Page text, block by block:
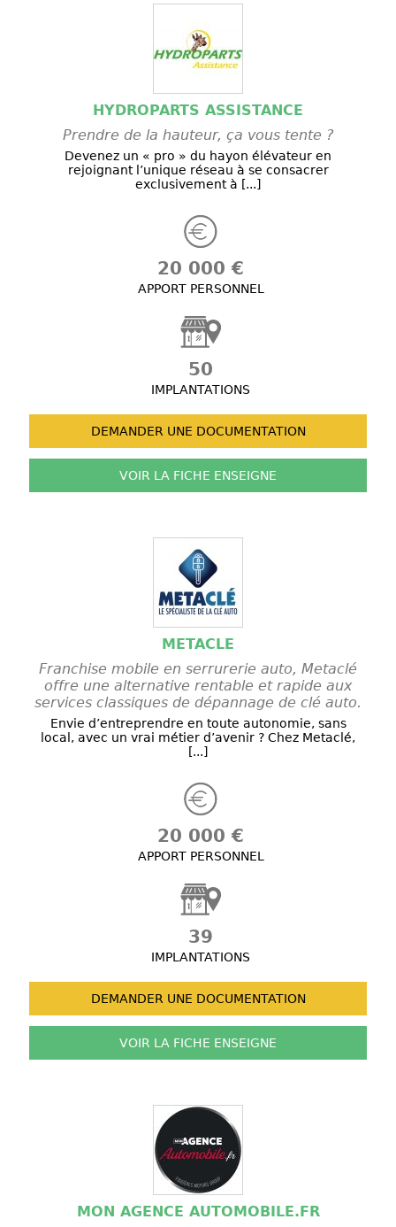
HYDROPARTS ASSISTANCE
Prendre de la hauteur, ça vous tente ?
Devenez un « pro » du hayon élévateur en
rejoignant l’unique réseau à se consacrer
exclusivement à [...]
20 000 €
APPORT PERSONNEL
50
IMPLANTATIONS
DEMANDER UNE DOCUMENTATION
VOIR LA FICHE ENSEIGNE
METACLE
Franchise mobile en serrurerie auto, Metaclé
offre une alternative rentable et rapide aux
services classiques de dépannage de clé auto.
Envie d’entreprendre en toute autonomie, sans
local, avec un vrai métier d’avenir ? Chez Metaclé,
[...]
20 000 €
APPORT PERSONNEL
39
IMPLANTATIONS
DEMANDER UNE DOCUMENTATION
VOIR LA FICHE ENSEIGNE
MON AGENCE AUTOMOBILE.FR